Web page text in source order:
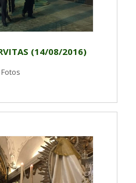
(14/08/2016)
Fotos